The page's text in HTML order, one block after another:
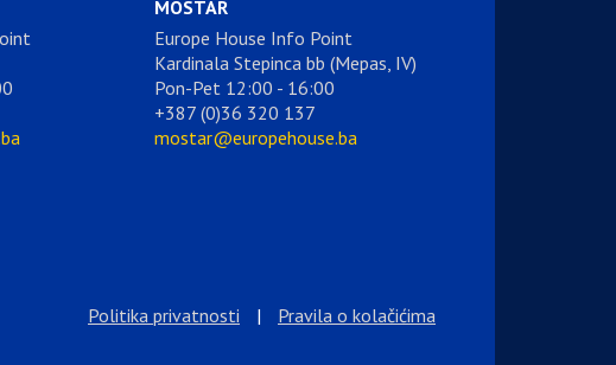
MOSTAR
Europe House Info Point
Kardinala Stepinca bb (Mepas, IV)
Pon-Pet 12:00 - 16:00
+387 (0)36 320 137
mostar@europehouse.ba
Politika privatnosti | Pravila o kolačićima